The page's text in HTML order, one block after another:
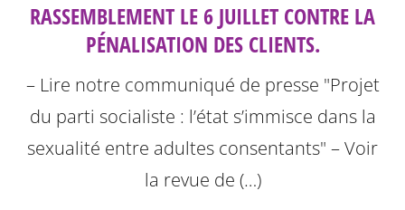
RASSEMBLEMENT LE 6 JUILLET CONTRE LA
PÉNALISATION DES CLIENTS.
– Lire notre communiqué de presse "Projet
du parti socialiste : l’état s’immisce dans la
sexualité entre adultes consentants" – Voir
la revue de (…)